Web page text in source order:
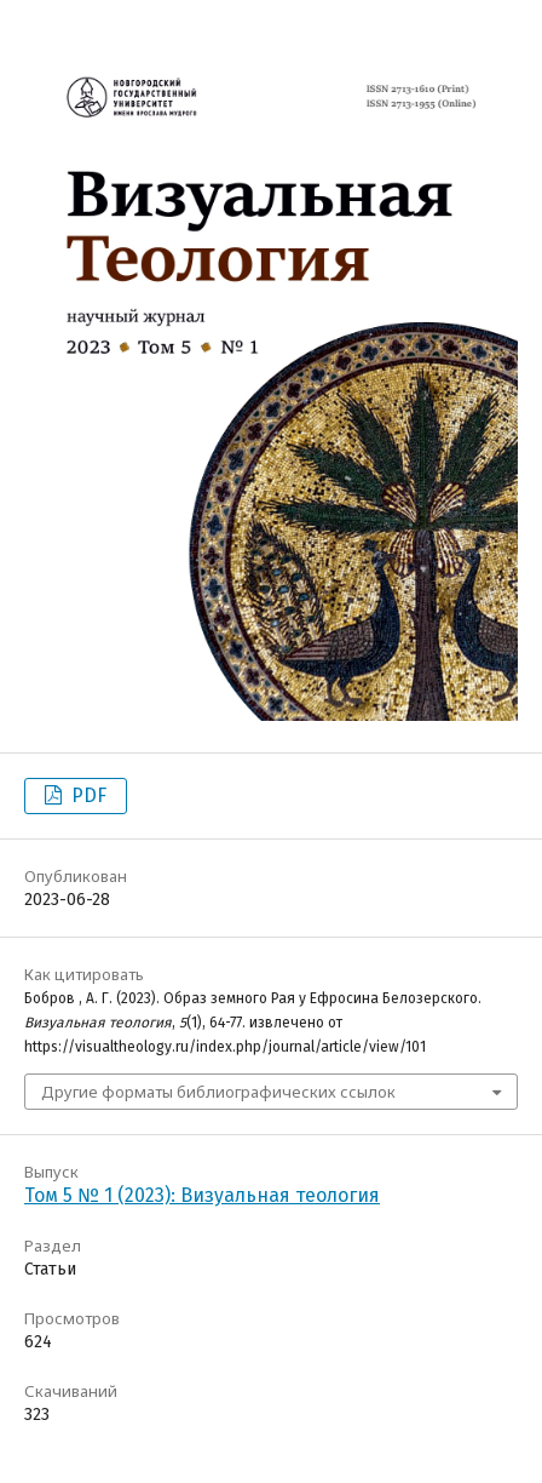
PDF
Опубликован
2023-06-28
Как цитировать
Бобров , А. Г. (2023). Образ земного Рая у Ефросина Белозерского.
Визуальная теология, 5(1), 64-77. извлечено от
https://visualtheology.ru/index.php/journal/article/view/101
Другие форматы библиографических ссылок
Выпуск
Том 5 № 1 (2023): Визуальная теология
Раздел
Статьи
Просмотров
624
Скачиваний
323